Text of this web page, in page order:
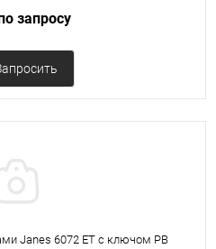
запросу
Janes 6072 ET с ключом PB